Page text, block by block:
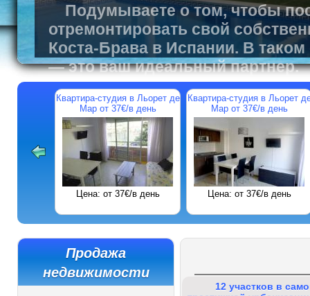
Подумываете о том, чтобы
отремонтировать свой
Коста-Брава в Испании. В
— это ваш идеальный партнер.
Квартира-студия в Льорет де
Мар от 37€/в день
Цена: от 37€/в день
Квартира-студия в Льорет
Мар от 37€/в день
Цена: от 37€/в день
Продажа
недвижимости
12 участков в